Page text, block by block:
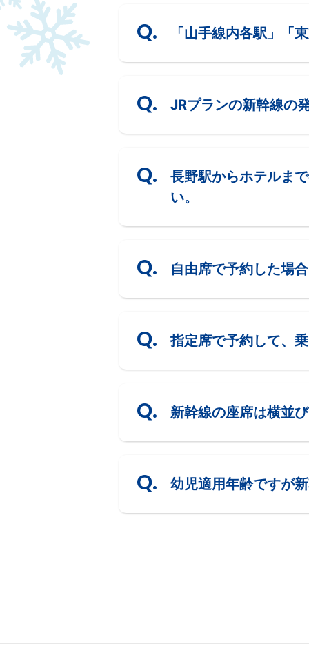
「山手線内各駅」「
JRプランの新幹線の
長野駅からホテルま
い。
自由席で予約した場
指定席で予約して、
新幹線の座席は横並
幼児適用年齢ですが